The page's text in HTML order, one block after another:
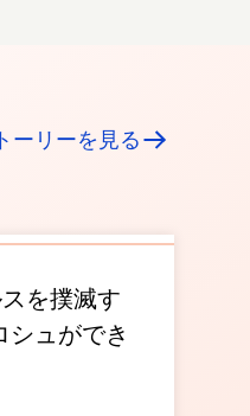
ーリーを見る
を撲滅す
シュができ